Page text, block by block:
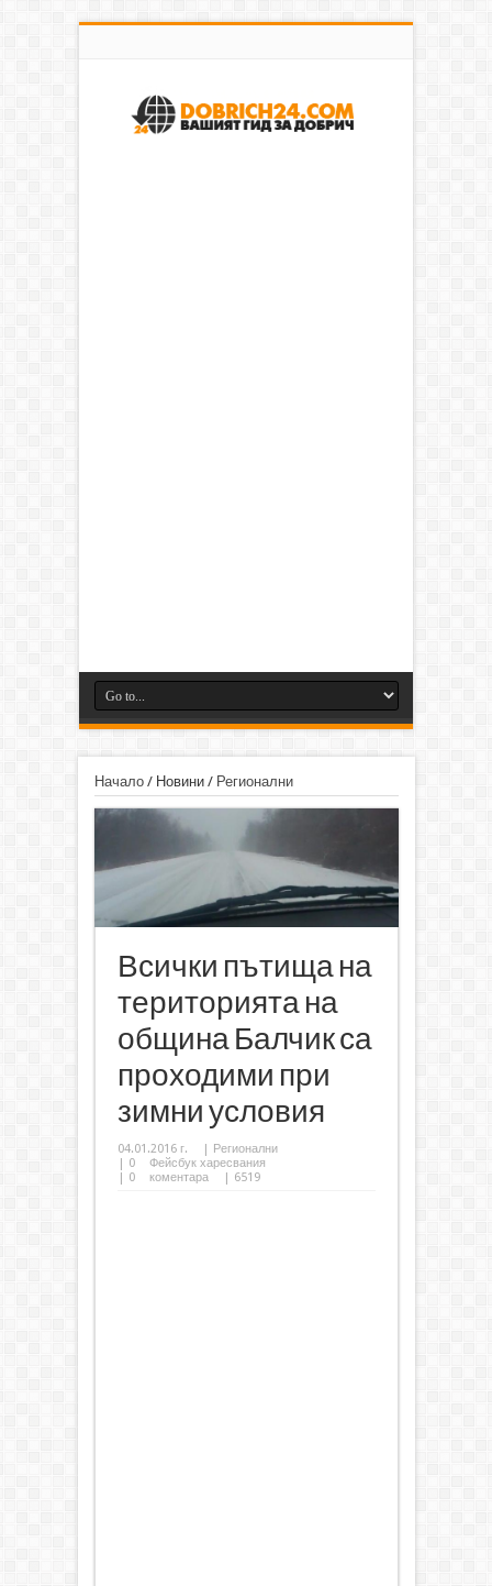
Начало/ Новини/ Регионални
Всички пътища на
територията на
община Балчик са
проходими при
зимни условия
04.01.2016 г.
Регионални
0
Фейсбук харесвания
0 коментара | 6519